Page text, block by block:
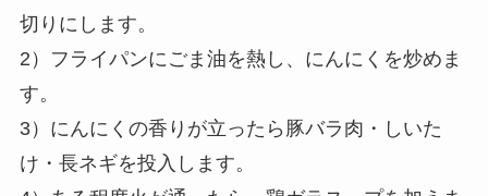
切りにします。
2）フライパンにごま油を熱し、にんにくを炒めま
す。
3）にんにくの香りが立ったら豚バラ肉・しいた
け・長ネギを投入します。